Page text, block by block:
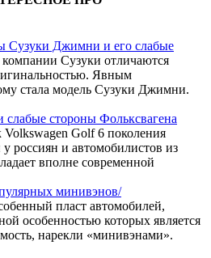
Сузуки Джимни и его слабые
Сузуки отличаются
Явным
стала модель Сузуки Джимни.
слабые стороны Фольксвагена
Volkswagen Golf 6 поколения
россиян и автомобилистов из
вполне современной
минивэнов/
пласт автомобилей,
особенностью которых является
нарекли «минивэнами».